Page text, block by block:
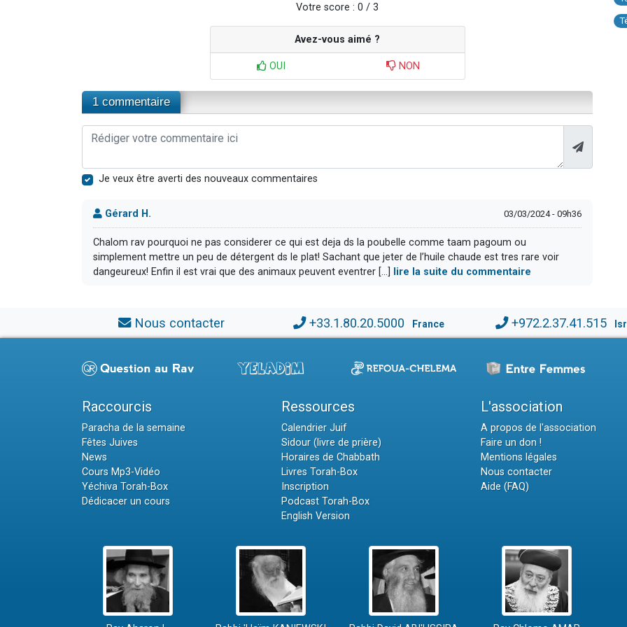
Votre score : 0 / 3
Avez-vous aimé ?
OUI NON
1 commentaire
Je veux être averti des nouveaux commentaires
Gérard H. 03/03/2024 - 09h36
Chalom rav pourquoi ne pas considerer ce qui est deja ds la poubelle comme taam pagoum ou
simplement mettre un peu de détergent ds le plat! Sachant que jeter de l’huile chaude est tres rare voir
dangeureux! Enfin il est vrai que des animaux peuvent eventrer [...]
lire la suite du commentaire
Nous contacter +33.1.80.20.5000 France +972.2.37.41.515
Raccourcis
Paracha de la semaine
Fêtes Juives
News
Cours Mp3-Vidéo
Yéchiva Torah-Box
Dédicacer un cours
Ressources
Calendrier Juif
Sidour (livre de prière)
Horaires de Chabbath
Livres Torah-Box
Inscription
Podcast Torah-Box
English Version
L'association
A propos de l'association
Faire un don !
Mentions légales
Nous contacter
Aide (FAQ)